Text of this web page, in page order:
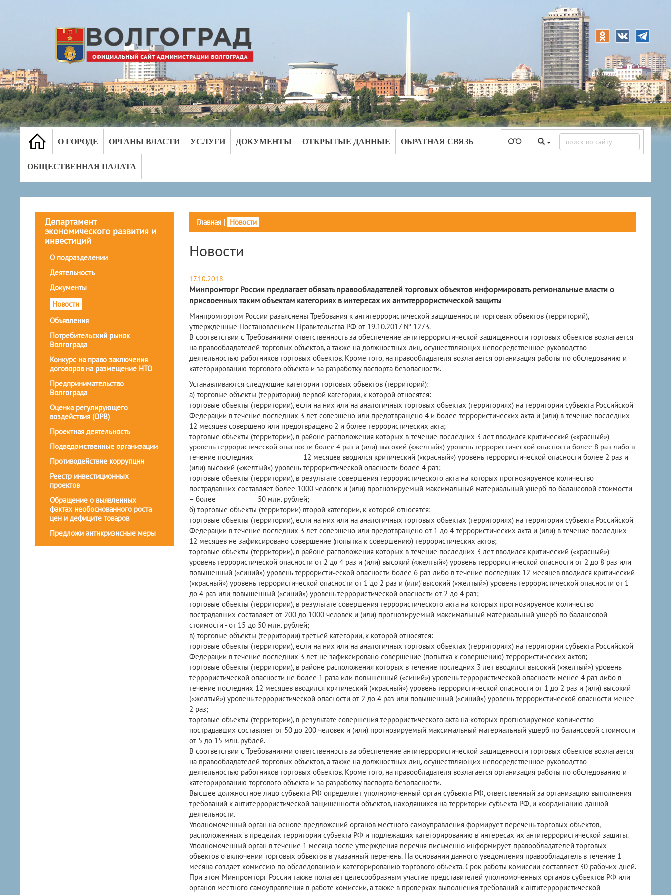
О ГОРОДЕ ОРГАНЫ ВЛАСТИ УСЛУГИ ДОКУМЕНТЫ ОТКРЫТЫЕ ДАННЫЕ ОБРАТНАЯ СВЯЗЬ
ОБЩЕСТВЕННАЯ ПАЛАТА
Департамент
экономического развития и
инвестиций
О подразделении
Деятельность
Документы
Новости
Объявления
Потребительский рынок
Волгограда
Конкурс на право заключения
договоров на размещение НТО
Предпринимательство
Волгограда
Оценка регулирующего
воздействия (ОРВ)
Проектная деятельность
Подведомственные организации
Противодействие коррупции
Реестр инвестиционных
проектов
Обращение о выявленных
фактах необоснованного роста
цен и дефиците товаров
Предложи антикризисные меры
Главная| Новости
Новости
17.10.2018
Минпромторг России предлагает обязать правообладателей торговых объектов информировать региональные власти о
присвоенных таким объектам категориях в интересах их антитеррористической защиты
Минпромторгом России разъяснены Требования к антитеррористической защищенности торговых объектов (территорий),
утвержденные Постановлением Правительства РФ от 19.10.2017 № 1273.
В соответствии с Требованиями ответственность за обеспечение антитеррористической защищенности торговых объектов возлагается
на правообладателей торговых объектов, а также на должностных лиц, осуществляющих непосредственное руководство
деятельностью работников торговых объектов. Кроме того, на правообладателя возлагается организация работы по обследованию и
категорированию торгового объекта и за разработку паспорта безопасности.
Устанавливаются следующие категории торговых объектов (территорий):
а) торговые объекты (территории) первой категории, к которой относятся:
торговые объекты (территории), если на них или на аналогичных торговых объектах (территориях) на территории субъекта Российской
Федерации в течение последних 3 лет совершено или предотвращено 4 и более террористических акта и (или) в течение последних
12 месяцев совершено или предотвращено 2 и более террористических акта;
торговые объекты (территории), в районе расположения которых в течение последних 3 лет вводился критический («красный»)
уровень террористической опасности более 4 раз и (или) высокий («желтый») уровень террористической опасности более 8 раз либо в
течение последних 12 месяцев вводился критический («красный») уровень террористической опасности более 2 раз и
(или) высокий («желтый») уровень террористической опасности более 4 раз;
торговые объекты (территории), в результате совершения террористического акта на которых прогнозируемое количество
пострадавших составляет более 1000 человек и (или) прогнозируемый максимальный материальный ущерб по балансовой стоимости
– более 50 млн. рублей;
б) торговые объекты (территории) второй категории, к которой относятся:
торговые объекты (территории), если на них или на аналогичных торговых объектах (территориях) на территории субъекта Российской
Федерации в течение последних 3 лет совершено или предотвращено от 1 до 4 террористических акта и (или) в течение последних
12 месяцев не зафиксировано совершение (попытка к совершению) террористических актов;
торговые объекты (территории), в районе расположения которых в течение последних 3 лет вводился критический («красный»)
уровень террористической опасности от 2 до 4 раз и (или) высокий («желтый») уровень террористической опасности от 2 до 8 раз или
повышенный («синий») уровень террористической опасности более 6 раз либо в течение последних 12 месяцев вводился критический
(«красный») уровень террористической опасности от 1 до 2 раз и (или) высокий («желтый») уровень террористической опасности от 1
до 4 раз или повышенный («синий») уровень террористической опасности от 2 до 4 раз;
торговые объекты (территории), в результате совершения террористического акта на которых прогнозируемое количество
пострадавших составляет от 200 до 1000 человек и (или) прогнозируемый максимальный материальный ущерб по балансовой
стоимости - от 15 до 50 млн. рублей;
в) торговые объекты (территории) третьей категории, к которой относятся:
торговые объекты (территории), если на них или на аналогичных торговых объектах (территориях) на территории субъекта Российской
Федерации в течение последних 3 лет не зафиксировано совершение (попытка к совершению) террористических актов;
торговые объекты (территории), в районе расположения которых в течение последних 3 лет вводился высокий («желтый») уровень
террористической опасности не более 1 раза или повышенный («синий») уровень террористической опасности менее 4 раз либо в
течение последних 12 месяцев вводился критический («красный») уровень террористической опасности от 1 до 2 раз и (или) высокий
(«желтый») уровень террористической опасности от 2 до 4 раз или повышенный («синий») уровень террористической опасности менее
2 раз;
торговые объекты (территории), в результате совершения террористического акта на которых прогнозируемое количество
пострадавших составляет от 50 до 200 человек и (или) прогнозируемый максимальный материальный ущерб по балансовой стоимости
от 5 до 15 млн. рублей.
В соответствии с Требованиями ответственность за обеспечение антитеррористической защищенности торговых объектов возлагается
на правообладателей торговых объектов, а также на должностных лиц, осуществляющих непосредственное руководство
деятельностью работников торговых объектов. Кроме того, на правообладателя возлагается организация работы по обследованию и
категорированию торгового объекта и за разработку паспорта безопасности.
Высшее должностное лицо субъекта РФ определяет уполномоченный орган субъекта РФ, ответственный за организацию выполнения
требований к антитеррористической защищенности объектов, находящихся на территории субъекта РФ, и координацию данной
деятельности.
Уполномоченный орган на основе предложений органов местного самоуправления формирует перечень торговых объектов,
расположенных в пределах территории субъекта РФ и подлежащих категорированию в интересах их антитеррористической защиты.
Уполномоченный орган в течение 1 месяца после утверждения перечня письменно информирует правообладателей торговых
объектов о включении торговых объектов в указанный перечень. На основании данного уведомления правообладатель в течение 1
месяца создает комиссию по обследованию и категорированию торгового объекта. Срок работы комиссии составляет 30 рабочих дней.
При этом Минпромторг России также полагает целесообразным участие представителей уполномоченных органов субъектов РФ или
органов местного самоуправления в работе комиссии, а также в проверках выполнения требований к антитеррористической